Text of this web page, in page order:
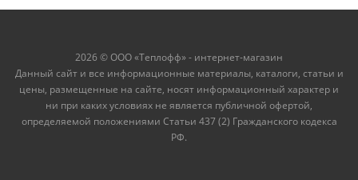
2026 © ООО «Теплофф» - интернет-магазин
Данный сайт и все информационные материалы, каталоги, статьи и
цены, размещенные на сайте, носят информационный характер и
ни при каких условиях не является публичной офертой,
определяемой положениями Статьи 437 (2) Гражданского кодекса
РФ.